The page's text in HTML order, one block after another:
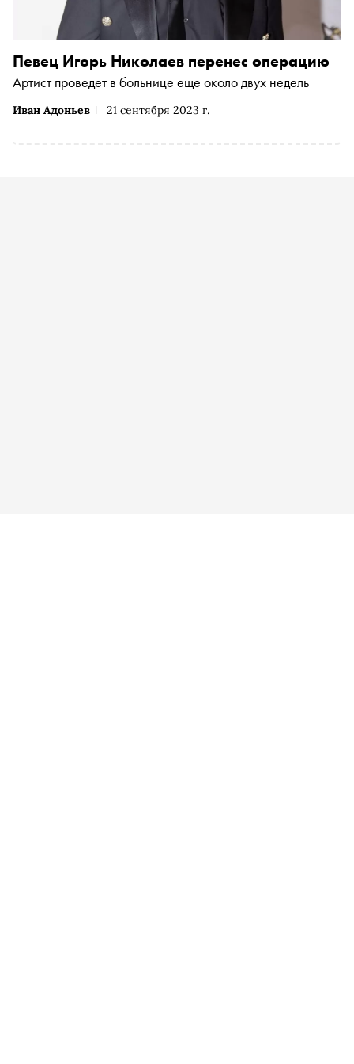
Иван Адоньев 21 сентября 2023 г.
Певец Игорь Николаев перенес операцию
Артист проведет в больнице еще около двух недель